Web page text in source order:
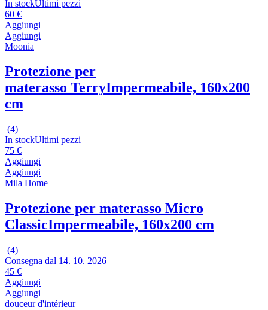
In stockUltimi pezzi
60 €
Aggiungi
Aggiungi
Moonia
Protezione per
materasso TerryImpermeabile, 160x200
cm
(4)
In stockUltimi pezzi
75 €
Aggiungi
Aggiungi
Mila Home
Protezione per materasso Micro
ClassicImpermeabile, 160x200 cm
(4)
Consegna dal 14. 10. 2026
45 €
Aggiungi
Aggiungi
douceur d'intérieur